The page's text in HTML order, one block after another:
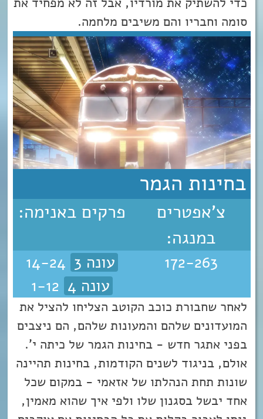
סומה וחבריו והם משיבים מלחמה.
בחינות הגמר
צ'אפטרים
במנגה:
172-263
פרקים באנימה:
עונה 3
עונה 4
לאחר שחבורת כוכב הקוטב הצליחו להציל את
המועדונים שלהם והמעונות שלהם, הם ניצבים
בפני אתגר חדש - בחינות הגמר של כיתה י'.
אולם, בניגוד לשנים הקודמות, בחינות תהיינה
שונות תחת הנהלתו של אזאמי - במקום שכל
אחד יבשל בסגנון שלו ולפי איך שהוא מאמין,